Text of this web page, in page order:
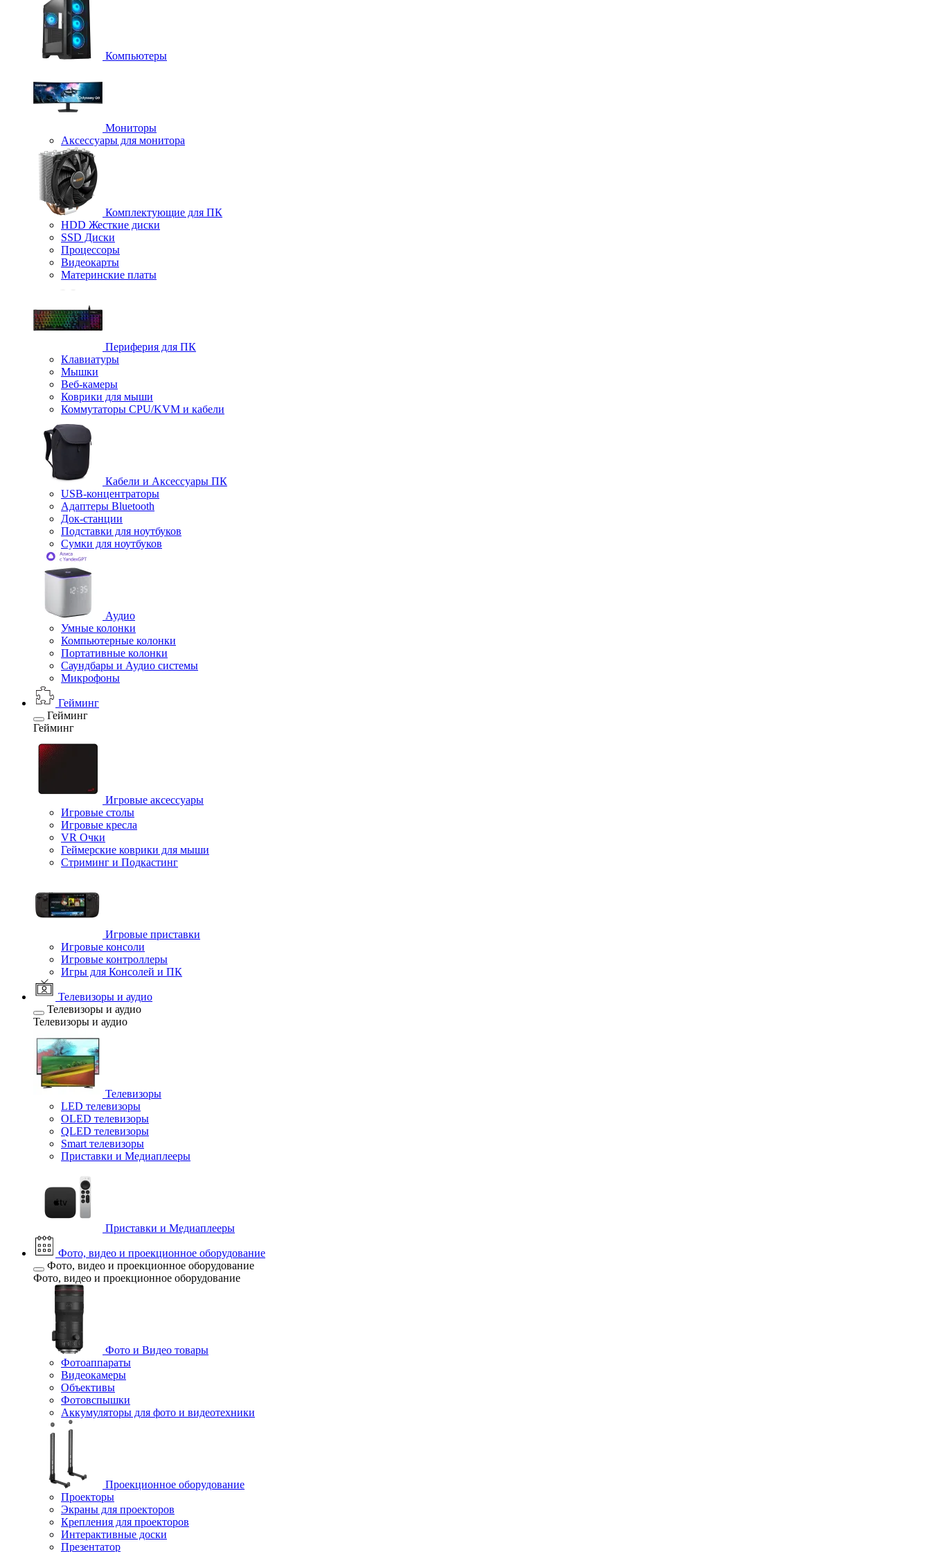
Компьютеры
Мониторы
Аксессуары для монитора
Комплектующие для ПК
HDD Жесткие диски
SSD Диски
Процессоры
Видеокарты
Материнские платы
Периферия для ПК
Клавиатуры
Мышки
Веб-камеры
Коврики для мыши
Коммутаторы CPU/KVM и кабели
Кабели и Аксессуары ПК
USB-концентраторы
Адаптеры Bluetooth
Док-станции
Подставки для ноутбуков
Сумки для ноутбуков
Аудио
Умные колонки
Компьютерные колонки
Портативные колонки
Саундбары и Аудио системы
Микрофоны
Гейминг
Гейминг
Гейминг
Игровые аксессуары
Игровые столы
Игровые кресла
VR Очки
Геймерские коврики для мыши
Стриминг и Подкастинг
Игровые приставки
Игровые консоли
Игровые контроллеры
Игры для Консолей и ПК
Телевизоры и аудио
Телевизоры и аудио
Телевизоры и аудио
Телевизоры
LED телевизоры
OLED телевизоры
QLED телевизоры
Smart телевизоры
Приставки и Медиаплееры
Приставки и Медиаплееры
Фото, видео и проекционное оборудование
Фото, видео и проекционное оборудование
Фото, видео и проекционное оборудование
Фото и Видео товары
Фотоаппараты
Видеокамеры
Объективы
Фотовспышки
Аккумуляторы для фото и видеотехники
Проекционное оборудование
Проекторы
Экраны для проекторов
Крепления для проекторов
Интерактивные доски
Презентатор